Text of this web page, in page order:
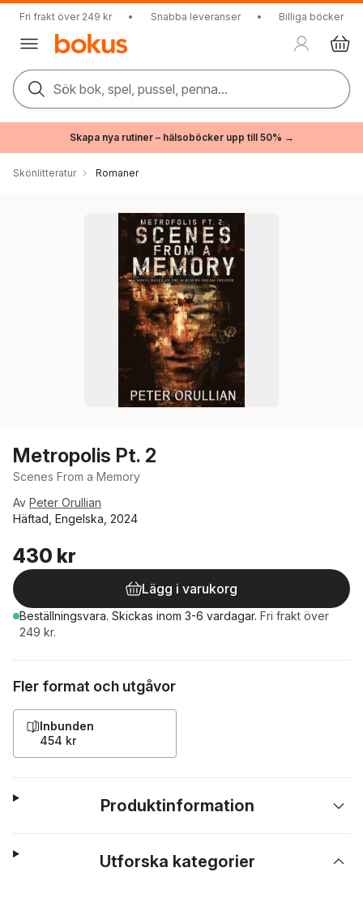
Fri frakt över 249 kr • Snabba leveranser • Billiga böcker
Sök bok, spel, pussel, penna...
Skapa nya rutiner – hälsoböcker upp till 50% →
Skönlitteratur Romaner
Metropolis Pt. 2
Scenes From a Memory
Av Peter Orullian
Häftad, Engelska, 2024
430 kr
Lägg i varukorg
Beställningsvara. Skickas inom 3-6 vardagar. Fri frakt över
249 kr.
Fler format och utgåvor
Inbunden
454 kr
Produktinformation
Utforska kategorier